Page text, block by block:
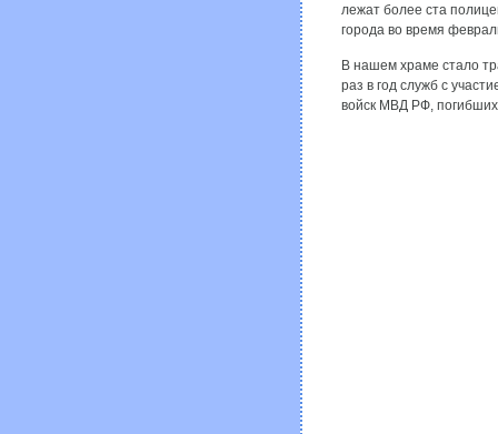
лежат более ста
города во время
В нашем храме стало
раз в год служб с
войск МВД РФ, погибших